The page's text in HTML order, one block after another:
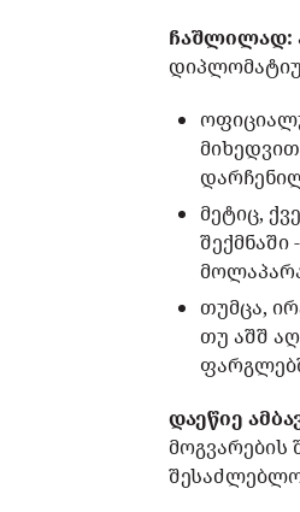
ჩაშლილად:
მეტიც,
თუმცა,
თუ აშშ
დაეწიე
მოგვარების